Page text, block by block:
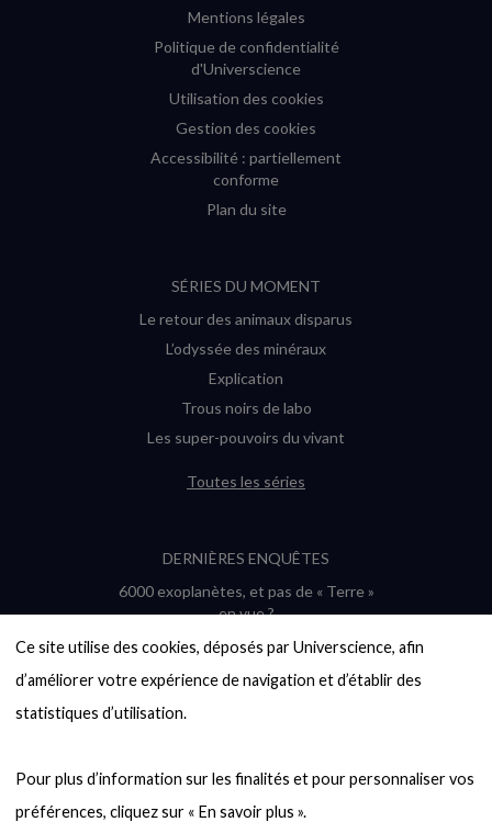
Ce site utilise des cookies, déposés par Universcience, afin
d’améliorer votre expérience de navigation et d’établir des
statistiques d’utilisation.
Pour plus d’information sur les finalités et pour personnaliser vos
Mentions légales
Politique de confidentialité
d'Universcience
Utilisation des cookies
Gestion des cookies
Accessibilité : partiellement
conforme
Plan du site
SÉRIES DU MOMENT
Le retour des animaux disparus
L’odyssée des minéraux
Explication
Trous noirs de labo
Les super-pouvoirs du vivant
Toutes les séries
DERNIÈRES ENQUÊTES
6000 exoplanètes, et pas de « Terre »
en vue ?
Quel avenir pour les cryptos ?
Un loup préhistorique ressuscité ? La
désextinction en question
Entre mathématiques et politique : la
Évaluer l’intelligence humaine : un vrai